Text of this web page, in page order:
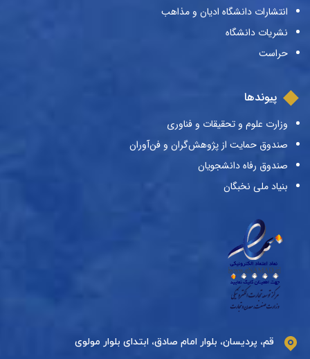
انتشارات دانشگاه ادیان و مذاهب
نشریات دانشگاه
حراست
پیوندها
وزارت علوم و تحقیقات و فناوری
صندوق حمایت از پژوهش‌گران و فن‌آوران
صندوق رفاه دانشجویان
بنیاد ملی نخبگان
قم، پردیسان، بلوار امام صادق، ابتدای بلوار مولوی